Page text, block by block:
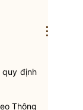
định
Thông
⋮